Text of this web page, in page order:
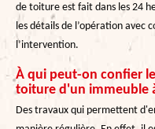
de toiture est fait dans les 24
les détails de l’opération avec
l’intervention.
À qui peut-on confier
toiture d'un immeuble
Des travaux qui permettent